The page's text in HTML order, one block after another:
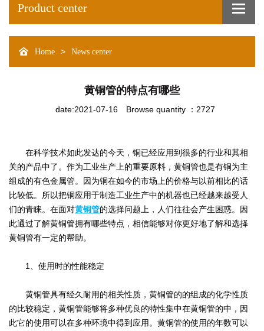
Product center
Home > News center
黄铜管的特点有哪些
date:2021-07-16 Browse quantity ：2727
在科学技术如此发达的今天，铜已经应用到很多的行业和其相
关的产品中了。作为工业生产上的重要原料，黄铜管也是有铜为主
组成的有色金属管。因为铜在如今的市场上的价格与以前相比的话
比较低。所以把铜应用于制造工业生产中的机器也已经越来越受人
们的青睐。在面对黄铜管的选择问题上，人们往往会产生困惑。因
此通过了解黄铜管拥有哪些特点，相信能够对你更好地了解和选择
黄铜管有一定的帮助。
1、使用时的性能稳定
黄铜管具有经久耐用的相关性质，黄铜管的的组成的化学性质
的比较稳定，黄铜管能够将多种优良的特性集中在黄铜管的中，因
此它的使用可以在多种环境中得到应用。黄铜管的使用的年数可以